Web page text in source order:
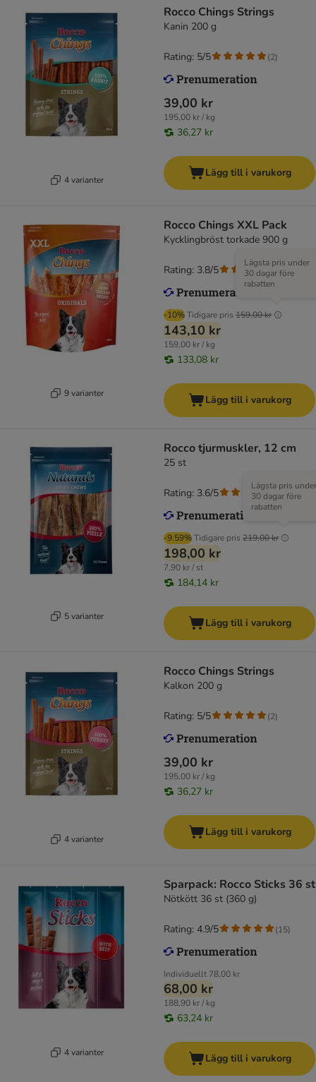
4 varianter
Rocco Chings Strings
Kanin 200 g
39,00 kr
195,00 kr / kg
36,27 kr
Rating: 5/5 (2)
Lägg till i varukorg
9 varianter
Rocco Chings XXL Pack
Kycklingbröst torkade 900 g
-10%Tidigare pris 159,00 kr
Lägsta pris under
30 dagar före
rabatten
143,10 kr
159,00 kr / kg
133,08 kr
Rating: 3.8/5 (77)
Lägg till i varukorg
5 varianter
Rocco tjurmuskler, 12 cm
25 st
-9.59%Tidigare pris 219,00 kr
Lägsta pris under
30 dagar före
rabatten
198,00 kr
7,90 kr / st
184,14 kr
Rating: 3.6/5 (79)
Lägg till i varukorg
4 varianter
Rocco Chings Strings
Kalkon 200 g
39,00 kr
195,00 kr / kg
36,27 kr
Rating: 5/5 (2)
Lägg till i varukorg
4 varianter
Sparpack: Rocco Sticks 36 st
Nötkött 36 st (360 g)
Individuellt 78,00 kr
68,00 kr
188,90 kr / kg
63,24 kr
Rating: 4.9/5 (15)
Lägg till i varukorg